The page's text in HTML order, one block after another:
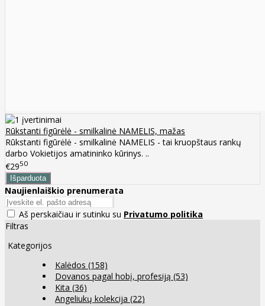
Rūkstanti figūrėlė - smilkalinė NAMELIS, mažas
Rūkstanti figūrėlė - smilkalinė NAMELIS - tai kruopštaus rankų
darbo Vokietijos amatininko kūrinys. ..
€2950
Naujienlaiškio prenumerata
Aš perskaičiau ir sutinku su Privatumo politika
Filtras
Kategorijos
Kalėdos (158)
Dovanos pagal hobį, profesiją (53)
Kita (36)
Angeliukų kolekcija (22)